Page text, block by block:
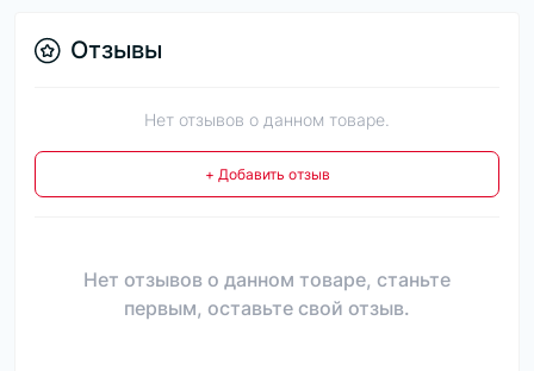
Отзывы
Нет отзывов о данном товаре.
+ Добавить отзыв
Нет отзывов о данном товаре, станьте
первым, оставьте свой отзыв.